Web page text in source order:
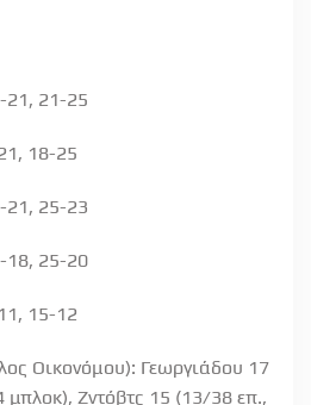
21, 21-25
18-25
21, 25-23
18, 25-20
15-12
Οικονόμου): Γεωργιάδου 17
Ζντόβτς 15 (13/38 επ.,